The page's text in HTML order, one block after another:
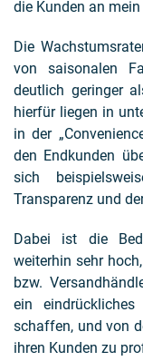
die Kunden an
Die
von saisonalen
deutlich geringer
hierfür liegen in
in der
den Endkunden
sich
Transparenz und
Dabei ist die
weiterhin sehr
bzw.
ein
schaffen, und von
ihren Kunden zu